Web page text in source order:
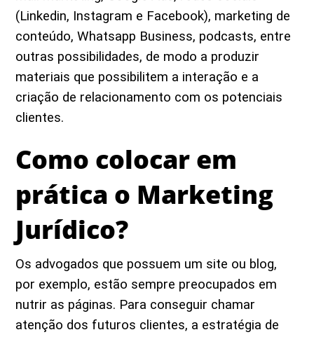
(Linkedin, Instagram e Facebook), marketing de
conteúdo, Whatsapp Business, podcasts, entre
outras possibilidades, de modo a produzir
materiais que possibilitem a interação e a
criação de relacionamento com os potenciais
clientes.
Como colocar em
prática o Marketing
Jurídico?
Os advogados que possuem um site ou blog,
por exemplo, estão sempre preocupados em
nutrir as páginas. Para conseguir chamar
atenção dos futuros clientes, a estratégia de